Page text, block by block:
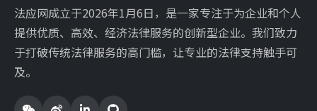
法应网成立于2026年1月6日，是一家专注于为企业和个人
提供优质、高效、经济法律服务的创新型企业。我们致力
于打破传统法律服务的高门槛，让专业的法律支持触手可
及。